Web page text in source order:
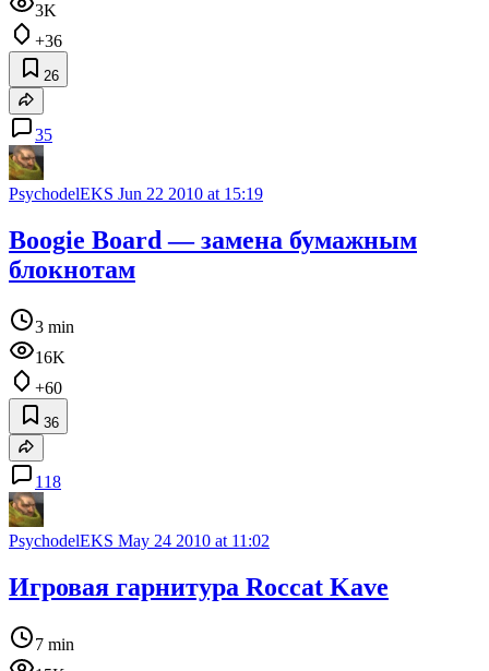
3K
+36
26
35
PsychodelEKS Jun 22 2010 at 15:19
Boogie Board — замена бумажным
блокнотам
3 min
16K
+60
36
118
PsychodelEKS May 24 2010 at 11:02
Игровая гарнитура Roccat Kave
7 min